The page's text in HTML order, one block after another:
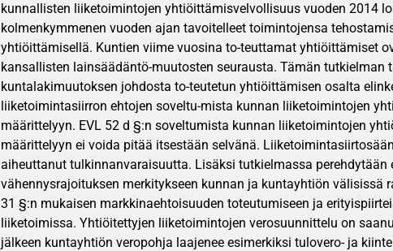
kunnallisten liiketoimintojen yhtiöittämisvelvollisuus vuoden 2014
kolmenkymmenen vuoden ajan tavoitelleet toimintojensa
yhtiöittämisellä. Kuntien viime vuosina to-teuttamat yhtiöittämiset
kansallisten lainsäädäntö-muutosten seurausta. Tämän tutkielman
kuntalakimuutoksen johdosta to-teutetun yhtiöittämisen osalta
liiketoimintasiirron ehtojen soveltu-mista kunnan liiketoimintojen
määrittelyyn. EVL 52 d §:n soveltumista kunnan liiketoimintojen
määrittelyyn ei voida pitää itsestään selvänä.
aiheuttanut tulkinnanvaraisuutta. Lisäksi tutkielmassa perehdytään
vähennysrajoituksen merkitykseen kunnan ja kuntayhtiön välisissä
31 §:n mukaisen markkinaehtoisuuden toteutumiseen ja
liiketoimissa. Yhtiöitettyjen liiketoimintojen verosuunnittelu on
jälkeen kuntayhtiön veropohja laajenee esimerkiksi tulovero- ja